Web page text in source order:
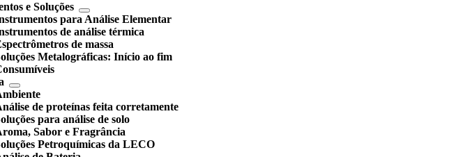
e Soluções
para Análise Elementar
de análise térmica
de massa
Metalográficas: Início ao fim
de proteínas feita corretamente
para análise de solo
Sabor e Fragrância
Petroquímicas da LECO